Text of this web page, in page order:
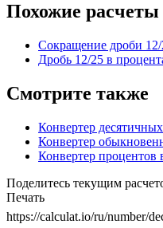
Похожие расчеты
Сокращение дроби
Дробь 12/25 в
Смотрите также
Конвертер
Конвертер
Конвертер процентов
Поделитесь текущим
Печать
https://calculat.io/ru/number/